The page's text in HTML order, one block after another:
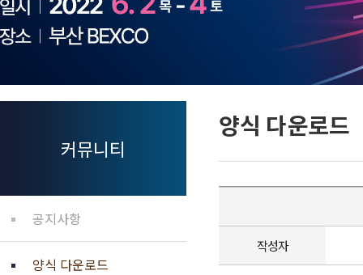
양식 다운로드
커뮤니티
공지사항
양식 다운로드
작성자